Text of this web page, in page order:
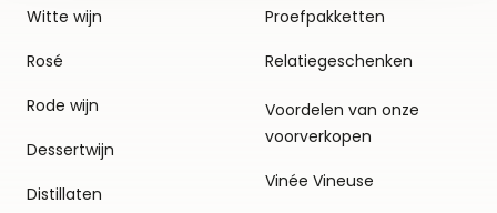
Witte wijn
Rosé
Rode wijn
Dessertwijn
Distillaten
Proefpakketten
Relatiegeschenken
Voordelen van onze
voorverkopen
Vinée Vineuse